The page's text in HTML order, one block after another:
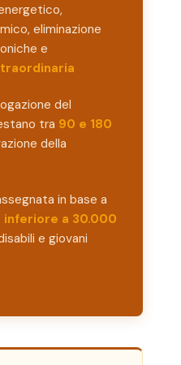
eliminazione
e
del
tra 90 e 180
della
in base a
inferiore a 30.000
e giovani